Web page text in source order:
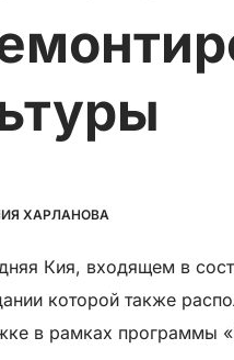
ХАРЛАНОВА
Кия, входящем в
которой также
в рамках программы